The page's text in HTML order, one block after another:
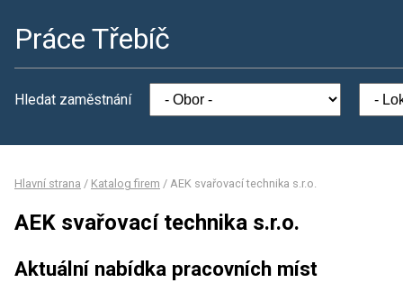
Práce Třebíč
Hledat zaměstnání
Hlavní strana / Katalog firem / AEK svařovací technika s.r.o.
AEK svařovací technika s.r.o.
Aktuální nabídka pracovních míst